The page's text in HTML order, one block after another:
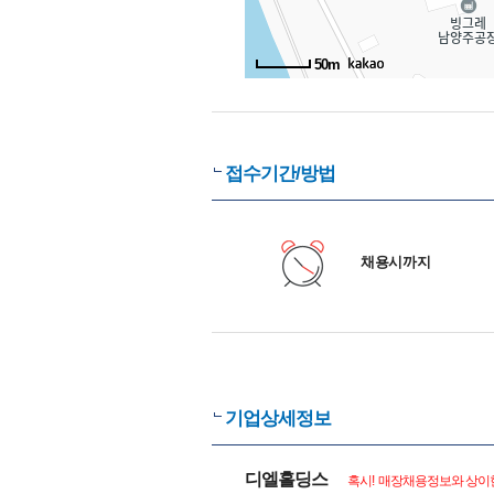
50m
접수기간/방법
채용시까지
기업상세정보
디엘홀딩스 혹시! 매장채용정보와 상이